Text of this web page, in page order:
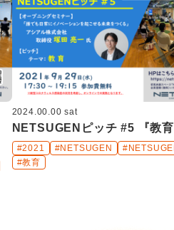
2024.00.00 sat
NETSUGENピッチ #5 『教育
#2021 #NETSUGEN
#教育